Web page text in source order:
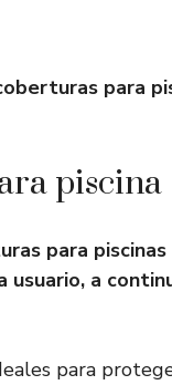
para
piscina
para
usuario, a
para